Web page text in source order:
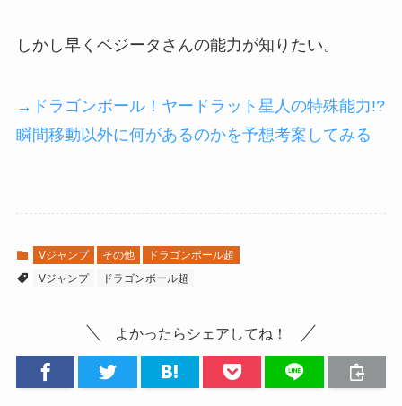
しかし早くベジータさんの能力が知りたい。
→ドラゴンボール！ヤードラット星人の特殊能力!?
瞬間移動以外に何があるのかを予想考案してみる
Vジャンプ その他
ドラゴンボール超
Vジャンプ
ドラゴンボール超
よかったらシェアしてね！